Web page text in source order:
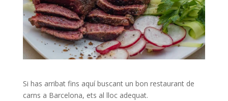
Si has arribat fins aquí buscant un bon restaurant de
carns a Barcelona, ​​ets al lloc adequat.